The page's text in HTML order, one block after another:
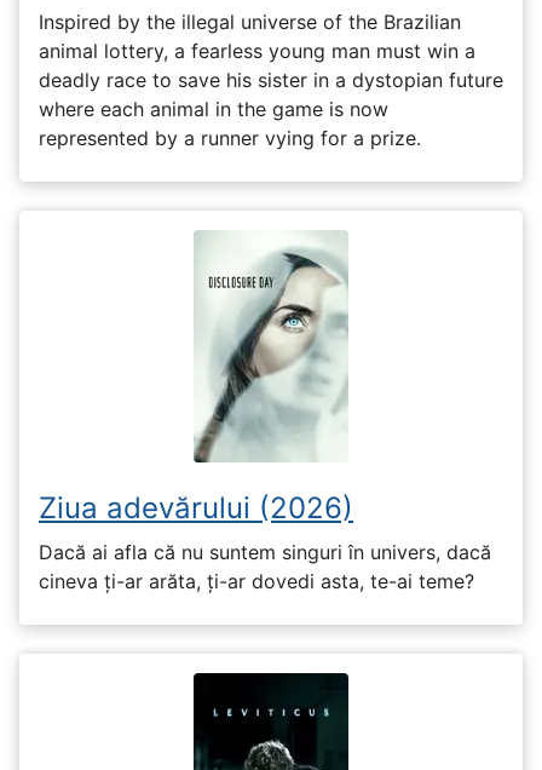
Inspired by the illegal universe of the Brazilian
animal lottery, a fearless young man must win a
deadly race to save his sister in a dystopian future
where each animal in the game is now
represented by a runner vying for a prize.
Ziua adevărului (2026)
Dacă ai afla că nu suntem singuri în univers, dacă
cineva ți-ar arăta, ți-ar dovedi asta, te-ai teme?